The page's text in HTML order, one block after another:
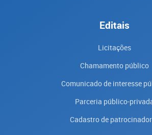
Editais
Licitações
Chamamento público
Comunicado de interesse
Parceria público-
Cadastro de